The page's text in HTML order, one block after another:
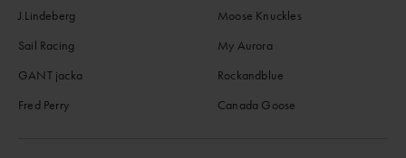
J.Lindeberg
Sail Racing
GANT jacka
Fred Perry
Moose Knuckles
My Aurora
Rockandblue
Canada Goose